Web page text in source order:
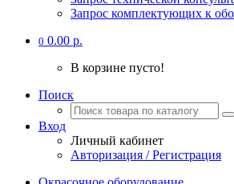
Запрос комплектующих к
0 0.00 р.
В корзине пусто!
Поиск
Вход
Личный кабинет
Авторизация / Регистрация